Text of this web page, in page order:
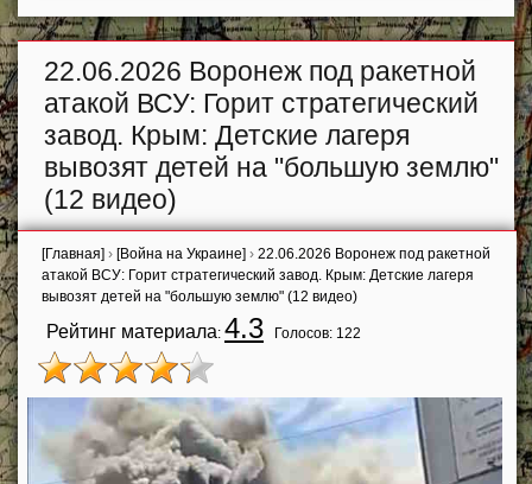
22.06.2026 Воронеж под ракетной
атакой ВСУ: Горит стратегический
завод. Крым: Детские лагеря
вывозят детей на "большую землю"
(12 видео)
[Главная] › [Война на Украине] › 22.06.2026 Воронеж под ракетной
атакой ВСУ: Горит стратегический завод. Крым: Детские лагеря
вывозят детей на "большую землю" (12 видео)
Рейтинг материала: 4.3 Голосов: 122